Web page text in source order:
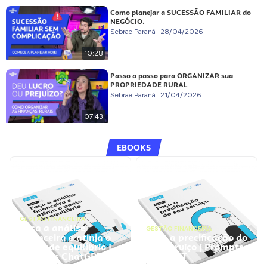
10:28
Como planejar a SUCESSÃO FAMILIAR do
NEGÓCIO.
Sebrae Paraná 28/04/2026
07:43
Passo a passo para ORGANIZAR sua
PROPRIEDADE RURAL
Sebrae Paraná 21/04/2026
EBOOKS
GESTÃO FINANCEIRA
Faça a análise
financeira e atinja o
ponto de equilíbrio |
Prompts ChatGPT
GESTÃO FINANCEIRA
Faça a precificação do
seu serviço | Prompts
ChatGPT